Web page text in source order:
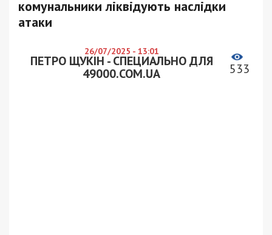
комунальники ліквідують наслідки
атаки
26/07/2025 - 13:01
ПЕТРО ЩУКІН - СПЕЦИАЛЬНО ДЛЯ
49000.COM.UA
533